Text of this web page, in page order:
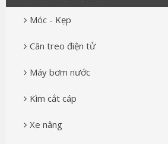
Móc - Kẹp
Cân treo điện tử
Máy bơm nước
Kìm cắt cáp
Xe nâng